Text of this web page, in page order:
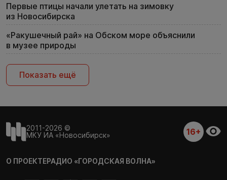
Первые птицы начали улетать на зимовку
из Новосибирска
«Ракушечный рай» на Обском море объяснили
в музее природы
Показать ещё
2011-2026 ©
МКУ ИА «Новосибирск»
16+
О ПРОЕКТЕРАДИО «ГОРОДСКАЯ ВОЛНА»